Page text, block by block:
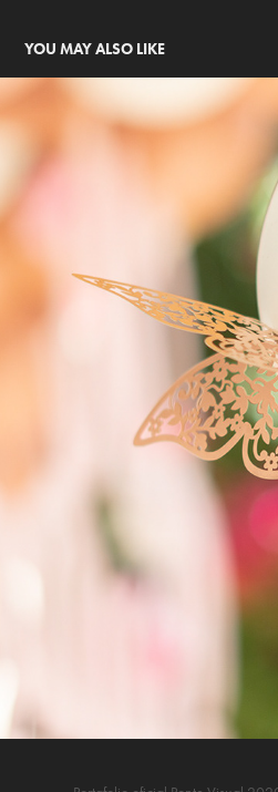
YOU MAY ALSO LIKE
BAUTIZO
2022